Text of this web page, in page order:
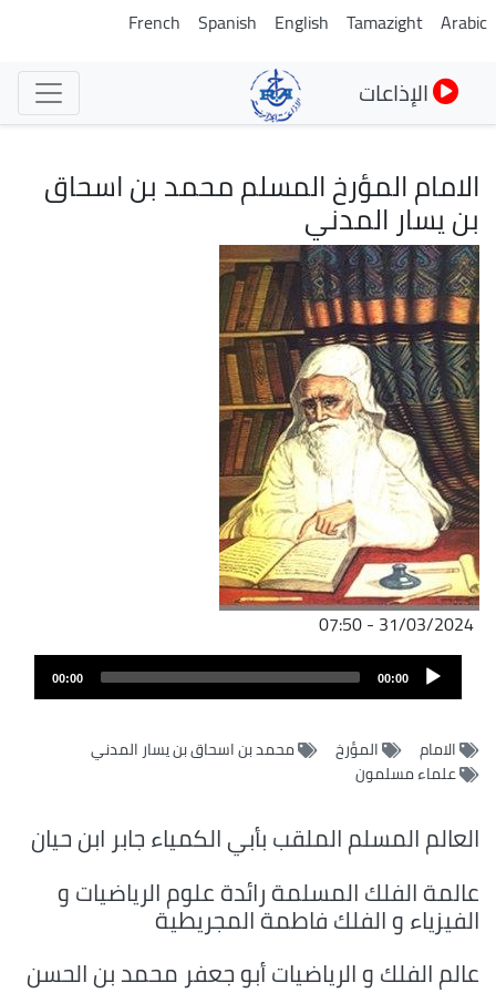
تجاوز
Arabic
Tamazight
English
Spanish
French
الإذاعات
الامام المؤرخ المسلم محمد بن اسحاق
بن يسار المدني
الصورة
31/03/2024 - 07:50
ملف
الصوت
Audio
Player
00:00
00:00
الامام المؤرخ
محمد بن اسحاق بن يسار المدني
علماء مسلمون
العالم المسلم الملقب بأبي الكمياء جابر ابن حيان
عالمة الفلك المسلمة رائدة علوم الرياضيات و
الفيزياء و الفلك فاطمة المجريطية
عالم الفلك و الرياضيات أبو جعفر محمد بن الحسن